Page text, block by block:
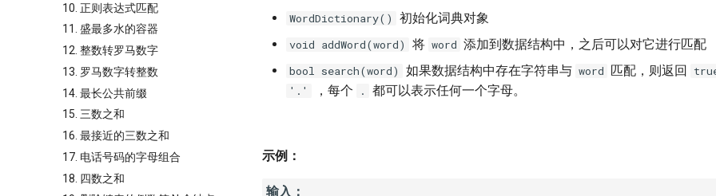
10. 正则表达式匹配
11. 盛最多水的容器
12. 整数转罗马数字
13. 罗马数字转整数
14. 最长公共前缀
15. 三数之和
16. 最接近的三数之和
17. 电话号码的字母组合
18. 四数之和
WordDictionary() 初始化词典对象
void addWord(word) 将 word 添加到数据结构中，之后可以对它进行匹配
bool search(word) 如果数据结构中存在字符串与 word 匹配，则返回
'.' ，每个 . 都可以表示任何一个字母。
示例：
输入：